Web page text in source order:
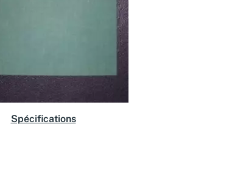
Spécifications